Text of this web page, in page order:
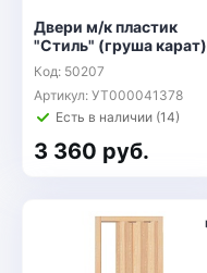
Двери м/к пластик
"Стиль" (груша карат)
Код: 50207
Артикул: УТ000041378
Есть в наличии (14)
3 360 руб.